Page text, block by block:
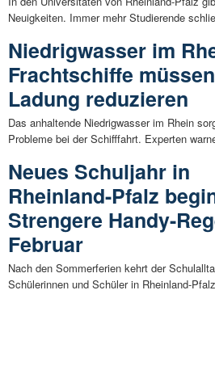
Neuigkeiten. Immer mehr Studierende
Niedrigwasser im
Frachtschiffe müssen
Ladung reduzieren
Das anhaltende Niedrigwasser im Rhein
Probleme bei der Schifffahrt. Experten
Neues Schuljahr in
Rheinland-Pfalz
Strengere Handy-
Februar
Nach den Sommerferien kehrt der
Schülerinnen und Schüler in Rheinland-